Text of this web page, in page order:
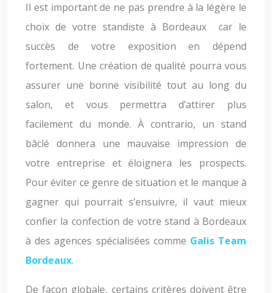
Il est important de ne pas prendre à la légère le
choix de votre standiste à Bordeaux car le
succès de votre exposition en dépend
fortement. Une création de qualité pourra vous
assurer une bonne visibilité tout au long du
salon, et vous permettra d’attirer plus
facilement du monde. À contrario, un stand
bâclé donnera une mauvaise impression de
votre entreprise et éloignera les prospects.
Pour éviter ce genre de situation et le manque à
gagner qui pourrait s’ensuivre, il vaut mieux
confier la confection de votre stand à Bordeaux
à des agences spécialisées comme Galis Team
Bordeaux.
De façon globale, certains critères doivent être